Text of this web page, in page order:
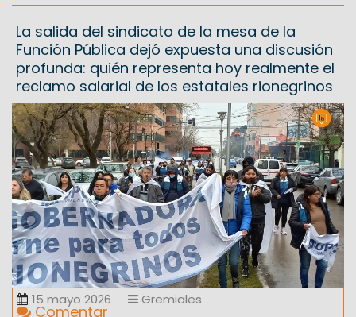
La salida del sindicato de la mesa de la
Función Pública dejó expuesta una discusión
profunda: quién representa hoy realmente el
reclamo salarial de los estatales rionegrinos
15 mayo 2026 Gremiales
Comentar